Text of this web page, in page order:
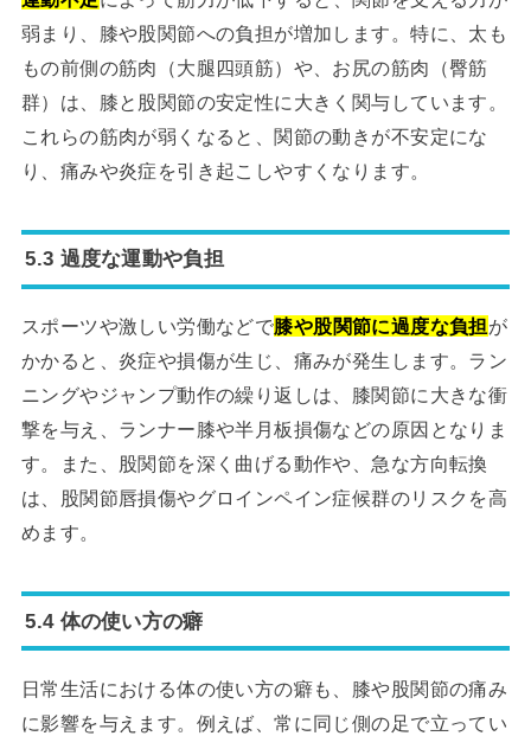
弱まり、膝や股関節への負担が増加します。特に、太も
もの前側の筋肉（大腿四頭筋）や、お尻の筋肉（臀筋
群）は、膝と股関節の安定性に大きく関与しています。
これらの筋肉が弱くなると、関節の動きが不安定にな
り、痛みや炎症を引き起こしやすくなります。
5.3 過度な運動や負担
スポーツや激しい労働などで膝や股関節に過度な負担が
かかると、炎症や損傷が生じ、痛みが発生します。ラン
ニングやジャンプ動作の繰り返しは、膝関節に大きな衝
撃を与え、ランナー膝や半月板損傷などの原因となりま
す。また、股関節を深く曲げる動作や、急な方向転換
は、股関節唇損傷やグロインペイン症候群のリスクを高
めます。
5.4 体の使い方の癖
日常生活における体の使い方の癖も、膝や股関節の痛み
に影響を与えます。例えば、常に同じ側の足で立ってい